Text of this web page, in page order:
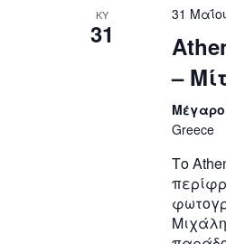
ΚΥ
31
31
–
Greece
Το